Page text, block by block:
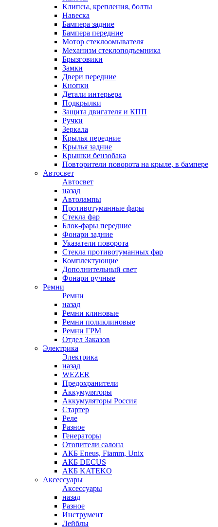
Клипсы, крепления, болты
Навеска
Бампера задние
Бампера передние
Мотор стеклоомывателя
Механизм стеклоподъемника
Брызговики
Замки
Двери передние
Кнопки
Детали интерьера
Подкрылки
Защита двигателя и КПП
Ручки
Зеркала
Крылья передние
Крылья задние
Крышки бензобака
Повторители поворота на крыле, в бампере
Автосвет
Автосвет
назад
Автолампы
Противотуманные фары
Стекла фар
Блок-фары передние
Фонари задние
Указатели поворота
Стекла противотуманных фар
Комплектующие
Дополнительный свет
Фонари ручные
Ремни
Ремни
назад
Ремни клиновые
Ремни поликлиновые
Ремни ГРМ
Отдел Заказов
Электрика
Электрика
назад
WEZER
Предохранители
Аккумуляторы
Аккумуляторы Россия
Стартер
Реле
Разное
Генераторы
Отопители салона
АКБ Eneus, Fiamm, Unix
АКБ DECUS
АКБ KATEKO
Аксессуары
Аксессуары
назад
Разное
Инструмент
Лейблы